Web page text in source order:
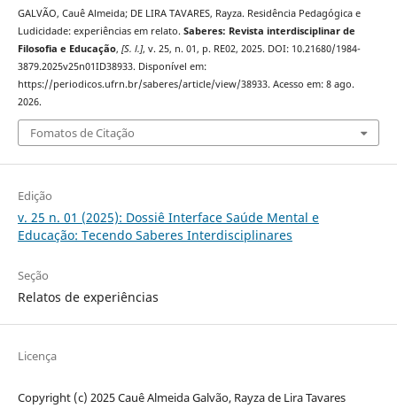
GALVÃO, Cauê Almeida; DE LIRA TAVARES, Rayza. Residência Pedagógica e
Ludicidade: experiências em relato. Saberes: Revista interdisciplinar de
Filosofia e Educação, [S. l.], v. 25, n. 01, p. RE02, 2025. DOI: 10.21680/1984-
3879.2025v25n01ID38933. Disponível em:
https://periodicos.ufrn.br/saberes/article/view/38933. Acesso em: 8 ago.
2026.
Fomatos de Citação
Edição
v. 25 n. 01 (2025): Dossiê Interface Saúde Mental e
Educação: Tecendo Saberes Interdisciplinares
Seção
Relatos de experiências
Licença
Copyright (c) 2025 Cauê Almeida Galvão, Rayza de Lira Tavares